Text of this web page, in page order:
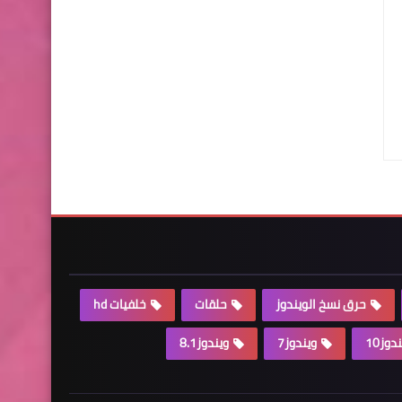
حرق نسخ الويندوز حلقات
خلفيات hd
ويندوز7 ويندوز8.1